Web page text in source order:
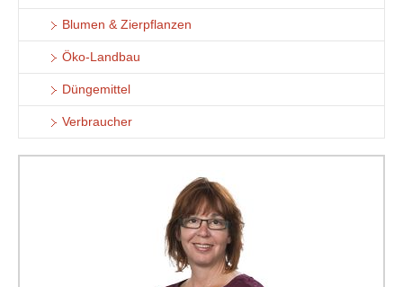
Blumen & Zierpflanzen
Öko-Landbau
Düngemittel
Verbraucher